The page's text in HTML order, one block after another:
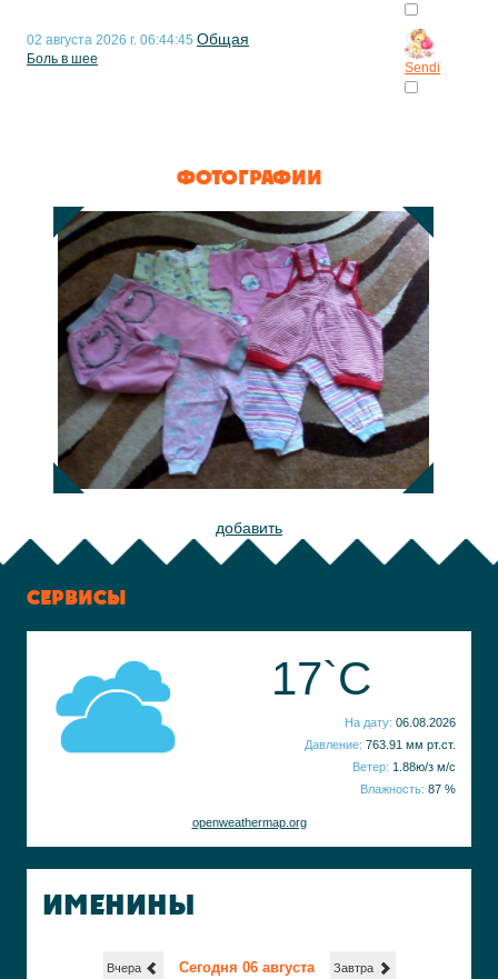
02 августа 2026 г. 06:44:45 Общая
Боль в шее
Sendi
ФОТОГРАФИИ
добавить
СЕРВИСЫ
17`C
На дату: 06.08.2026
Давление: 763.91 мм рт.ст.
Ветер: 1.88ю/з м/с
Влажность: 87 %
openweathermap.org
ИМЕНИНЫ
Вчера Сегодня 06 августа Завтра